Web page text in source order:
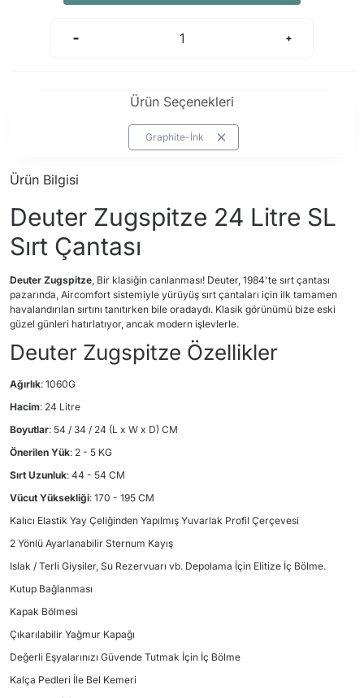
Ürün Seçenekleri
Graphite-İnk
Ürün Bilgisi
Deuter Zugspitze 24 Litre SL
Sırt Çantası
Deuter Zugspitze, Bir klasiğin canlanması! Deuter, 1984'te sırt çantası
pazarında, Aircomfort sistemiyle yürüyüş sırt çantaları için ilk tamamen
havalandırılan sırtını tanıtırken bile oradaydı. Klasik görünümü bize eski
güzel günleri hatırlatıyor, ancak modern işlevlerle.
Deuter Zugspitze Özellikler
Ağırlık: 1060G
Hacim: 24 Litre
Boyutlar: 54 / 34 / 24 (L x W x D) CM
Önerilen Yük: 2 - 5 KG
Sırt Uzunluk: 44 - 54 CM
Vücut Yüksekliği: 170 - 195 CM
Kalıcı Elastik Yay Çeliğinden Yapılmış Yuvarlak Profil Çerçevesi
2 Yönlü Ayarlanabilir Sternum Kayış
Islak / Terli Giysiler, Su Rezervuarı vb. Depolama İçin Elitize İç Bölme.
Kutup Bağlanması
Kapak Bölmesi
Çıkarılabilir Yağmur Kapağı
Değerli Eşyalarınızı Güvende Tutmak İçin İç Bölme
Kalça Pedleri İle Bel Kemeri